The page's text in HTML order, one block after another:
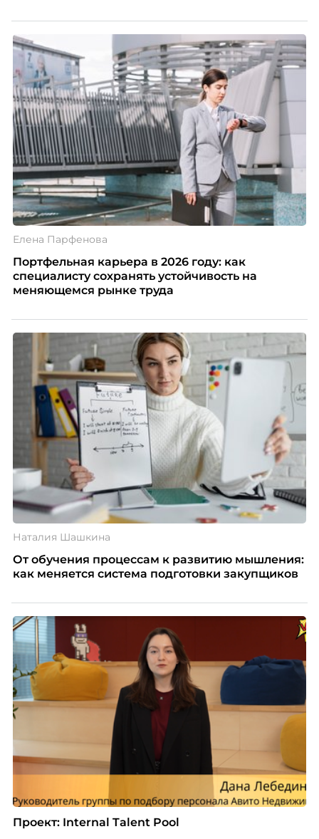
Елена Парфенова
Портфельная карьера в 2026 году: как
специалисту сохранять устойчивость на
меняющемся рынке труда
Наталия Шашкина
От обучения процессам к развитию мышления:
как меняется система подготовки закупщиков
Проект: Internal Talent Pool